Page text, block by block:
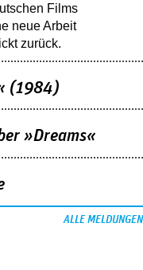
Films
neue Arbeit
zurück.
(1984)
»Dreams«
ALLE MELDUNGEN